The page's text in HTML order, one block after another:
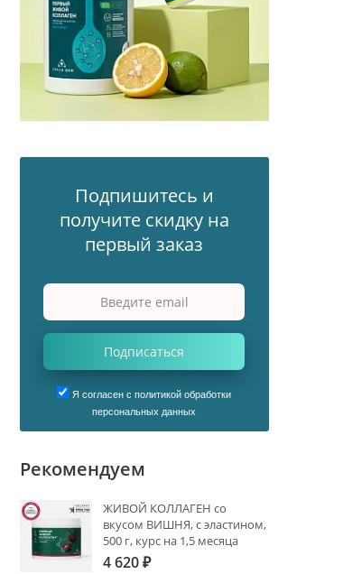
Подпишитесь и
получите скидку на
первый заказ
Подписаться
Я согласен с политикой обработки
персональных данных
Рекомендуем
ЖИВОЙ КОЛЛАГЕН со
вкусом ВИШНЯ, с эластином,
500 г, курс на 1,5 месяца
4 620₽